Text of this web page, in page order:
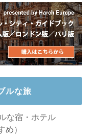
ルな旅
な宿・ホテル
め）